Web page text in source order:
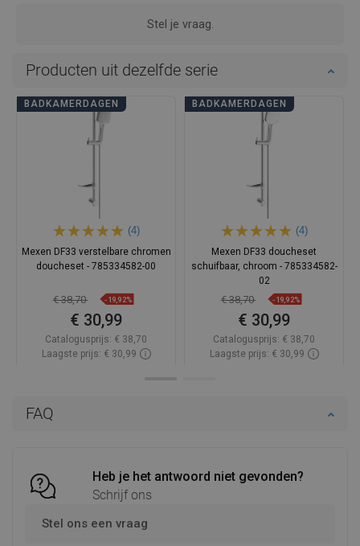
FAQ
Heb je het antwoord niet gevonden?
Schrijf ons
Stel ons een vraag
Stel je vraag.
Producten uit dezelfde serie
BADKAMERDAGEN
(4)
Mexen DF33 verstelbare chromen
doucheset - 785334582-00
€ 38,70 -19,92%
€ 30,99
Catalogusprijs: € 38,70
Laagste prijs: € 30,99
BADKAMERDAGEN
(4)
Mexen DF33 doucheset
schuifbaar, chroom - 785334582-
02
€ 38,70 -19,92%
€ 30,99
Catalogusprijs: € 38,70
Laagste prijs: € 30,99